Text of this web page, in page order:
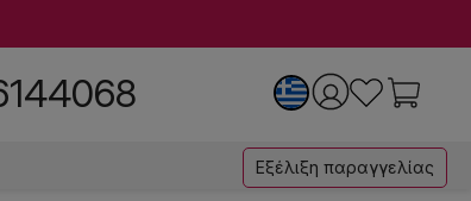
Εξέλιξη παραγγελίας